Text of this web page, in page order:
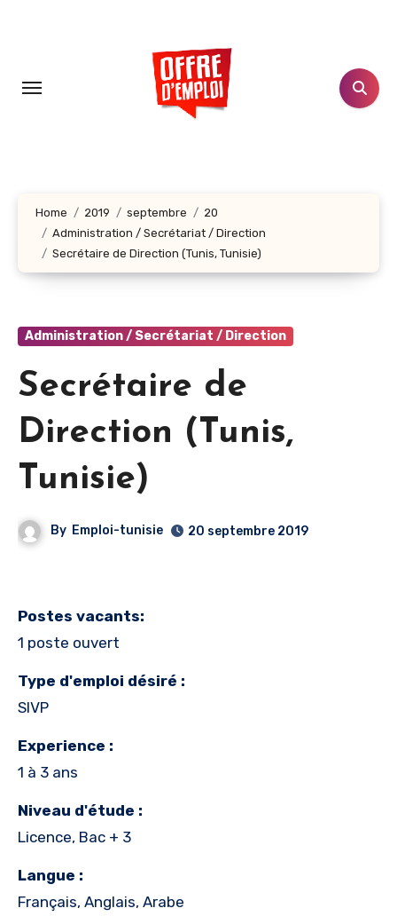
principal
Home 2019 septembre
20
Administration / Secrétariat / Direction
Secrétaire de Direction (Tunis, Tunisie)
Administration / Secrétariat / Direction
Secrétaire de
Direction (Tunis,
Tunisie)
By Emploi-tunisie 20 septembre 2019
Postes vacants:
1 poste ouvert
Type d'emploi désiré :
SIVP
Experience :
1 à 3 ans
Niveau d'étude :
Licence, Bac + 3
Langue :
Français, Anglais, Arabe